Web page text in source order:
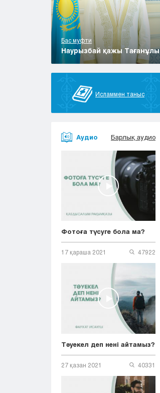
Бас муфти
Наурызбай қажы Тағанұлы
Исламмен таныс
Аудио Барлық аудио
Фотоға түсуге бола ма?
17 қараша 2021 47922
Тәуекел деп нені айтамыз?
27 қазан 2021 40331